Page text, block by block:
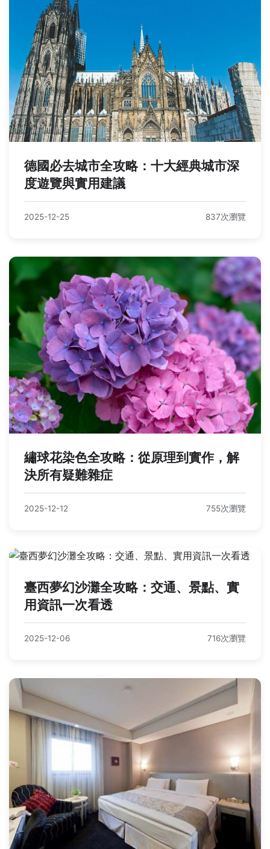
德國必去城市全攻略：十大經典城市深
度遊覽與實用建議
2025-12-25 837次瀏覽
繡球花染色全攻略：從原理到實作，解
決所有疑難雜症
2025-12-12 755次瀏覽
臺西夢幻沙灘全攻略：交通、景點、實
用資訊一次看透
2025-12-06 716次瀏覽